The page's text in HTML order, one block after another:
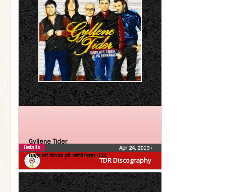
TDR Discography
Gyllene Tider
Dags att tänka på refrängen (CD)
Apr 24, 2013•
Details